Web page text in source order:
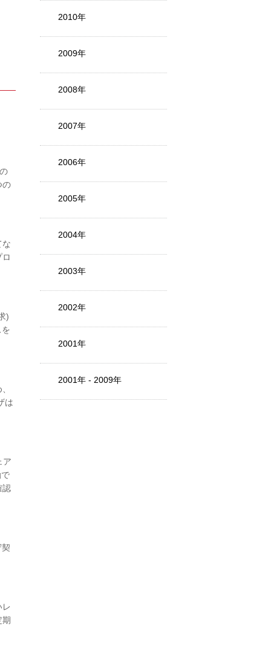
の
な
)
は
ア
認
期
2010年
2009年
2008年
2007年
2006年
2005年
2004年
2003年
2002年
2001年
2001年 - 2009年